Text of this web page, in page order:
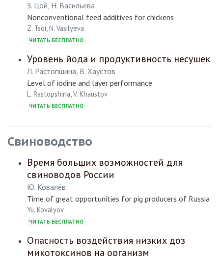
З. Цой, Н. Васильева
Nonconventional feed additives for chickens
Z. Tsoi, N. Vasilyeva
ЧИТАТЬ БЕСПЛАТНО
Уровень йода и продуктивность несушек
Л. Растопшина, В. Хаустов
Level of iodine and layer performance
L. Rastopshina, V. Khaustov
ЧИТАТЬ БЕСПЛАТНО
Свиноводство
Время больших возможностей для
свиноводов России
Ю. Ковалёв
Time of great opportunities for pig producers of Russia
Yu. Kovalyov
ЧИТАТЬ БЕСПЛАТНО
Опасность воздействия низких доз
микотоксинов на организм